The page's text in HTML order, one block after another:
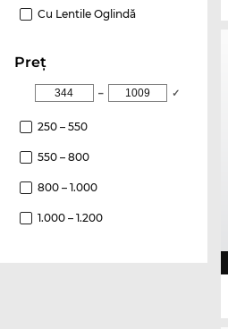
Cu Lentile Oglindă
Preţ
– ✓
250 – 550
550 – 800
800 – 1.000
1.000 – 1.200